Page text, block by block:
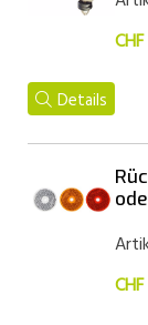
Details